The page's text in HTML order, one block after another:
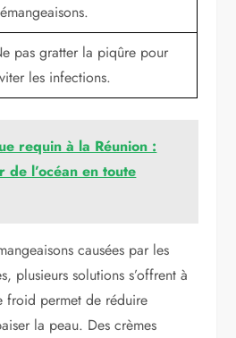
pas gratter la piqûre pour
les infections.
requin à la Réunion :
de l’océan en toute
causées par les
plusieurs solutions s’offrent à
froid permet de réduire
la peau. Des crèmes